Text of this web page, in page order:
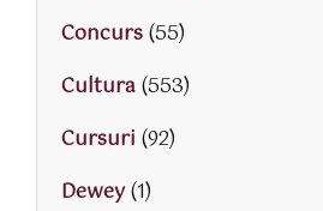
Concurs(55)
Cultura(553)
Cursuri (92)
Dewey(1)